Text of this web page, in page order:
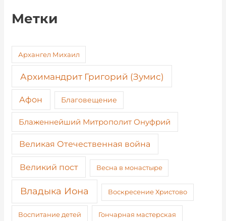
Метки
Архангел Михаил
Архимандрит Григорий (Зумис)
Афон Благовещение
Блаженнейший Митрополит Онуфрий
Великая Отечественная война
Великий пост Весна в монастыре
Владыка Иона Воскресение Христово
Воспитание детей Гончарная мастерская